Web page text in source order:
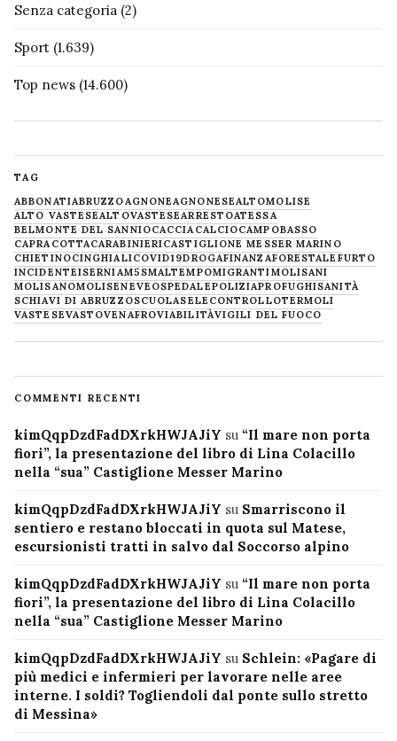
Senza categoria (2)
Sport (1.639)
Top news (14.600)
TAG
ABBONATIABRUZZOAGNONEAGNONESEALTOMOLISE
ALTO VASTESEALTOVASTESEARRESTOATESSA
BELMONTE DEL SANNIOCACCIA CALCIOCAMPOBASSO
CAPRACOTTACARABINIERICASTIGLIONE MESSER MARINO
CHIETINOCINGHIALICOVID19DROGAFINANZAFORESTALE FURTO
INCIDENTEISERNIAM5SMALTEMPOMIGRANTIMOLISANI
MOLISANOMOLISENEVE OSPEDALEPOLIZIAPROFUGHISANITÀ
SCHIAVI DI ABRUZZOSCUOLASELECONTROLLOTERMOLI
VASTESEVASTOVENAFROVIABILITÀVIGILI DEL FUOCO
COMMENTI RECENTI
kimQqpDzdFadDXrkHWJAJiY su “Il mare non porta
fiori”, la presentazione del libro di Lina Colacillo
nella “sua” Castiglione Messer Marino
kimQqpDzdFadDXrkHWJAJiY su Smarriscono il
sentiero e restano bloccati in quota sul Matese,
escursionisti tratti in salvo dal Soccorso alpino
kimQqpDzdFadDXrkHWJAJiY su “Il mare non porta
fiori”, la presentazione del libro di Lina Colacillo
nella “sua” Castiglione Messer Marino
kimQqpDzdFadDXrkHWJAJiY su Schlein: «Pagare di
più medici e infermieri per lavorare nelle aree
interne. I soldi? Togliendoli dal ponte sullo stretto
di Messina»